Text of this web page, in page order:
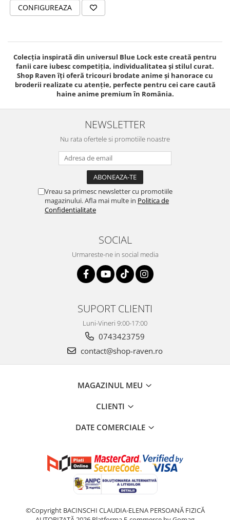
OnePunchMan
Pokemon
Spy x Family
Tokyo Revengers
TokyoGhoul
Colectii Non-Anime
Match-uri de cuplu
CONFIGUREAZA
Colecția inspirată din universul Blue Lock este creată pentru
fanii care iubesc competiția, individualitatea și stilul curat.
Shop Raven îți oferă tricouri brodate anime și hanorace cu
broderii realizate cu atenție, perfecte pentru cei care caută
haine anime premium în România.
NEWSLETTER
Nu rata ofertele si promotiile noastre
Vreau sa primesc newsletter cu promotiile
magazinului. Afla mai multe in Politica de
Confidentialitate
SOCIAL
Urmareste-ne in social media
SUPORT CLIENTI
Luni-Vineri 9:00-17:00
0743423759
contact@shop-raven.ro
MAGAZINUL MEU
CLIENTI
DATE COMERCIALE
©Copyright BACINSCHI CLAUDIA-ELENA PERSOANĂ FIZICĂ